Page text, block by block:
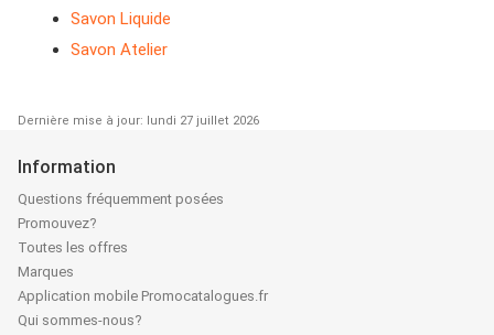
Savon Liquide
Savon Atelier
Dernière mise à jour: lundi 27 juillet 2026
Information
Questions fréquemment posées
Promouvez?
Toutes les offres
Marques
Application mobile Promocatalogues.fr
Qui sommes-nous?